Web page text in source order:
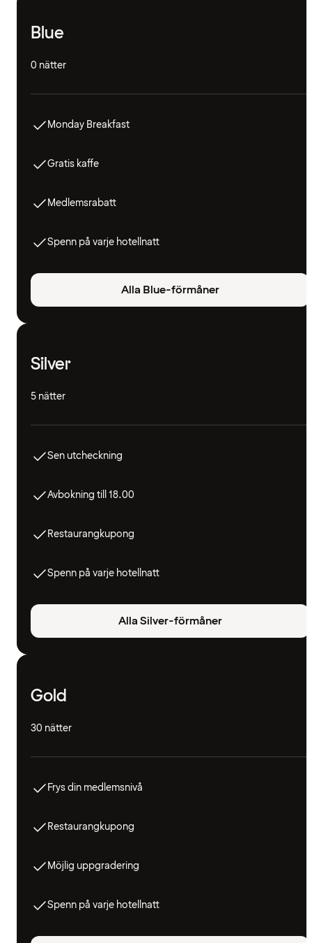
Blue
0 nätter
Monday Breakfast
Gratis kaffe
Medlemsrabatt
Spenn på varje hotellnatt
Alla Blue-förmåner
Silver
5 nätter
Sen utcheckning
Avbokning till 18.00
Restaurangkupong
Spenn på varje hotellnatt
Alla Silver-förmåner
Gold
30 nätter
Frys din medlemsnivå
Restaurangkupong
Möjlig uppgradering
Spenn på varje hotellnatt